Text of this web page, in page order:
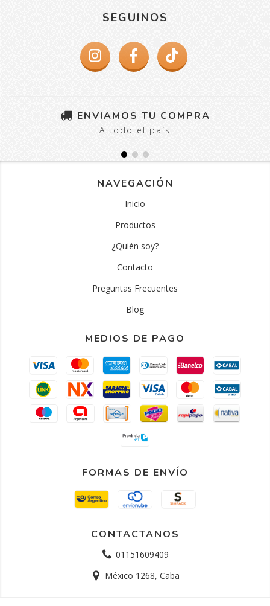
SEGUINOS
ENVIAMOS TU COMPRA
A todo el país
NAVEGACIÓN
Inicio
Productos
¿Quién soy?
Contacto
Preguntas Frecuentes
Blog
MEDIOS DE PAGO
FORMAS DE ENVÍO
CONTACTANOS
01151609409
México 1268, Caba